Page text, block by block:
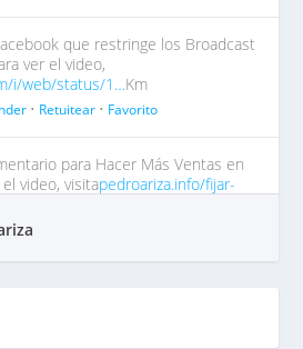
que restringe los Broadcast
ver el video,
i/web/status/1…Km
• Retuitear • Favorito
para Hacer Más Ventas en
video, visitapedroariza.info/fijar-
•